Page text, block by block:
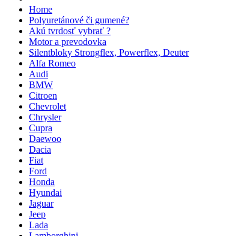
Home
Polyuretánové či gumené?
Akú tvrdosť vybrať ?
Motor a prevodovka
Silentbloky Strongflex, Powerflex, Deuter
Alfa Romeo
Audi
BMW
Citroen
Chevrolet
Chrysler
Cupra
Daewoo
Dacia
Fiat
Ford
Honda
Hyundai
Jaguar
Jeep
Lada